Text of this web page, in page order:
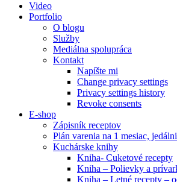
Video
Portfolio
O blogu
Služby
Mediálna spolupráca
Kontakt
Napíšte mi
Change privacy settings
Privacy settings history
Revoke consents
E-shop
Zápisník receptov
Plán varenia na 1 mesiac,
Kuchárske knihy
Kniha- Cuketové recepty
Kniha – Polievky a
Kniha – Letné recepty –